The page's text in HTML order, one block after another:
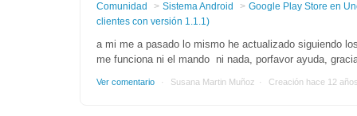
Comunidad Sistema Android
Google Play Store en
clientes con versión 1.1.1)
a mi me a pasado lo mismo he actualizado siguiendo
me funciona ni el mando ni nada, porfavor ayuda,
Ver comentario Susana Martin Muñoz Creación hace 12